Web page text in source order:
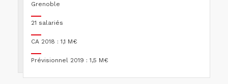
Grenoble
21 salariés
CA 2018 : 1,1 M€
Prévisionnel 2019 : 1,5 M€